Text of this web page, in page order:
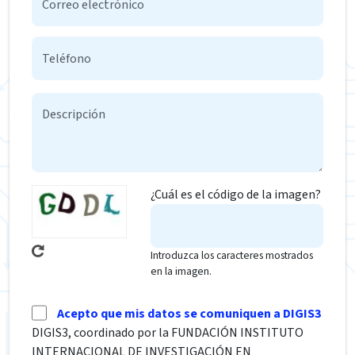
¿Cuál es el código de la imagen?
Introduzca los caracteres mostrados
en la imagen.
Acepto que mis datos se comuniquen a DIGIS3
DIGIS3, coordinado por la FUNDACIÓN INSTITUTO